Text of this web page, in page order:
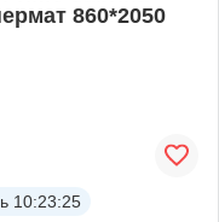
860*2050
10:23:24